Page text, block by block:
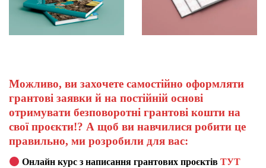
Можливо, ви захочете самостійно оформляти
грантові заявки й на постійній основі
отримувати безповоротні грантові кошти на
свої проєкти!? А щоб ви навчилися робити це
правильно, ми розробили для вас:
Онлайн курс з написання грантових проєктівТУТ